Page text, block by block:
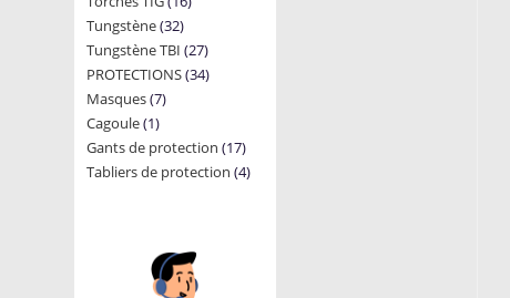
Tungstène 3232
products
Tungstène TBI 2727
products
PROTECTIONS 3434
Masques 77
Cagoule 11
product
Gants de protection 1717
products
Tabliers de protection 44